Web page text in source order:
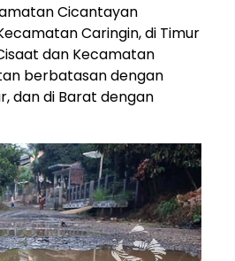
Cicantayan
Caringin, di Timur
dan Kecamatan
berbatasan dengan
dan di Barat dengan